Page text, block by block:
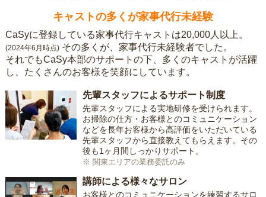
キャストの多くが家事代行未経験
CaSyに登録している家事代行キャストは20,000人以上。
(2024年6月時点) その多くが、家事代行未経験者でした。
それでもCaSy本部のサポートの下、多くのキャストが活躍
し、たくさんのお客様を笑顔にしています。
先輩スタッフによるサポート制度
先輩スタッフによる実地研修を受けられます。
お掃除の仕方・お客様とのコミュニケーション
などを長年お客様から高評価をいただいている
先輩スタッフから直接教えてもらえます。その
後も1ヶ月間しっかりサポート。
※ 関東エリアの業務委託のみ
講師による様々なサロン
お客様とのコミュニケーションを練習するサロ